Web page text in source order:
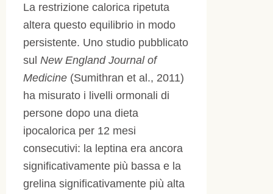
La restrizione calorica ripetuta
altera questo equilibrio in modo
persistente. Uno studio pubblicato
sul New England Journal of
Medicine (Sumithran et al., 2011)
ha misurato i livelli ormonali di
persone dopo una dieta
ipocalorica per 12 mesi
consecutivi: la leptina era ancora
significativamente più bassa e la
grelina significativamente più alta